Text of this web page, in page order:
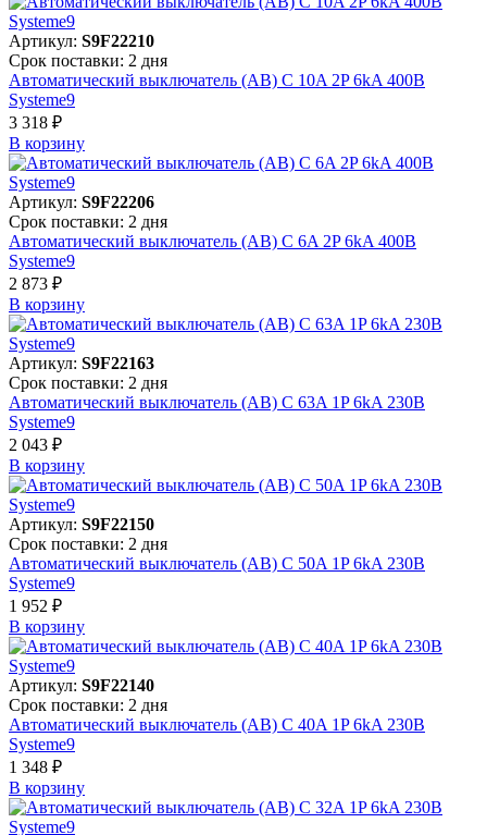
Артикул: S9F22210
Срок поставки: 2 дня
Автоматический выключатель (АВ) C 10A 2P 6kA 400В
Systeme9
3 318 ₽
В корзинy
Артикул: S9F22206
Срок поставки: 2 дня
Автоматический выключатель (АВ) C 6A 2P 6kA 400В
Systeme9
2 873 ₽
В корзинy
Артикул: S9F22163
Срок поставки: 2 дня
Автоматический выключатель (АВ) C 63A 1P 6kA 230В
Systeme9
2 043 ₽
В корзинy
Артикул: S9F22150
Срок поставки: 2 дня
Автоматический выключатель (АВ) C 50A 1P 6kA 230В
Systeme9
1 952 ₽
В корзинy
Артикул: S9F22140
Срок поставки: 2 дня
Автоматический выключатель (АВ) C 40A 1P 6kA 230В
Systeme9
1 348 ₽
В корзинy